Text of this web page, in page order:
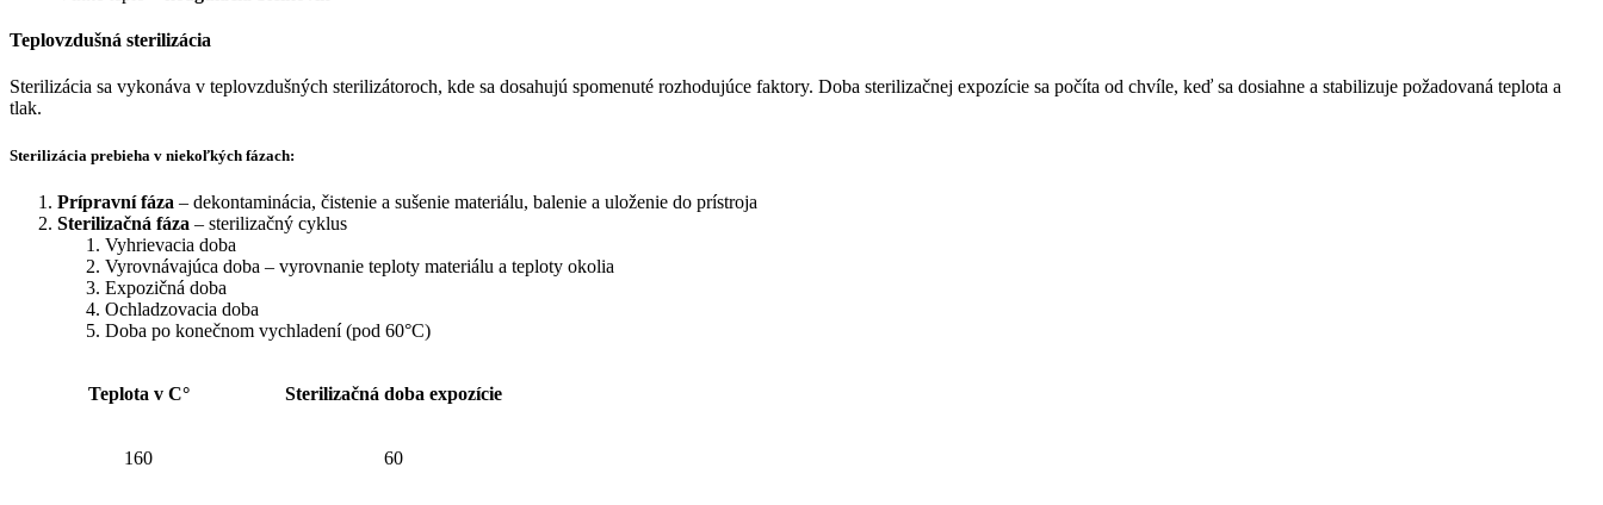
Teplovzdušná sterilizácia
Sterilizácia sa vykonáva v teplovzdušných sterilizátoroch, kde sa dosahujú spomenuté rozhodujúce faktory. Doba sterilizačnej expozície sa počíta od chvíle, keď sa dosiahne a stabilizuje požadovaná teplota a
tlak.
Sterilizácia prebieha v niekoľkých fázach:
Prípravní fáza – dekontaminácia, čistenie a sušenie materiálu, balenie a uloženie do prístroja
Sterilizačná fáza – sterilizačný cyklus
Vyhrievacia doba
Vyrovnávajúca doba – vyrovnanie teploty materiálu a teploty okolia
Expozičná doba
Ochladzovacia doba
Doba po konečnom vychladení (pod 60°C)
Teplota v C° Sterilizačná doba expozície
160 60